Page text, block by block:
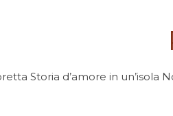
Storia d’amore in